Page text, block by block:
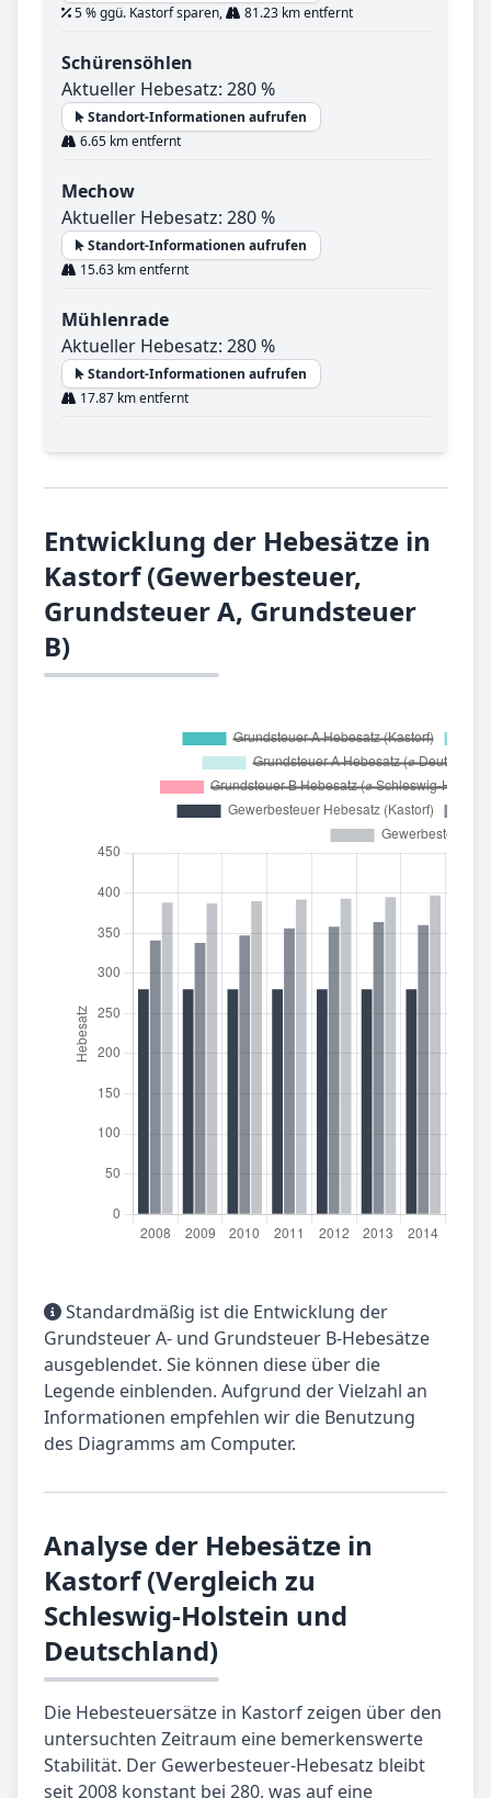
5 % ggü. Kastorf sparen,
81.23 km entfernt
Schürensöhlen
Aktueller Hebesatz: 280 %
Standort-Informationen aufrufen
6.65 km entfernt
Mechow
Aktueller Hebesatz: 280 %
Standort-Informationen aufrufen
15.63 km entfernt
Mühlenrade
Aktueller Hebesatz: 280 %
Standort-Informationen aufrufen
17.87 km entfernt
Entwicklung der Hebesätze in
Kastorf (Gewerbesteuer,
Grundsteuer A, Grundsteuer
B)
Standardmäßig ist die Entwicklung der
Grundsteuer A- und Grundsteuer B-Hebesätze
ausgeblendet. Sie können diese über die
Legende einblenden. Aufgrund der Vielzahl an
Informationen empfehlen wir die Benutzung
des Diagramms am Computer.
Analyse der Hebesätze in
Kastorf (Vergleich zu
Schleswig-Holstein und
Deutschland)
Die Hebesteuersätze in Kastorf zeigen über den
untersuchten Zeitraum eine bemerkenswerte
Stabilität. Der Gewerbesteuer-Hebesatz bleibt
seit 2008 konstant bei 280, was auf eine